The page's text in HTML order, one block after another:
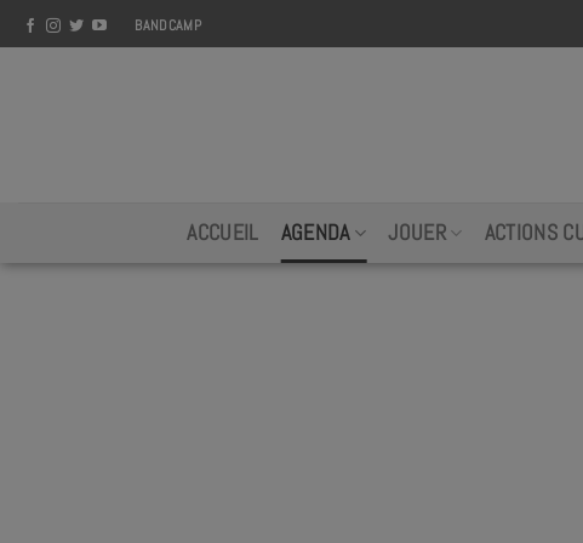
Skip
to
BANDCAMP
ACCUEIL AGENDA JOUER ACTIONS